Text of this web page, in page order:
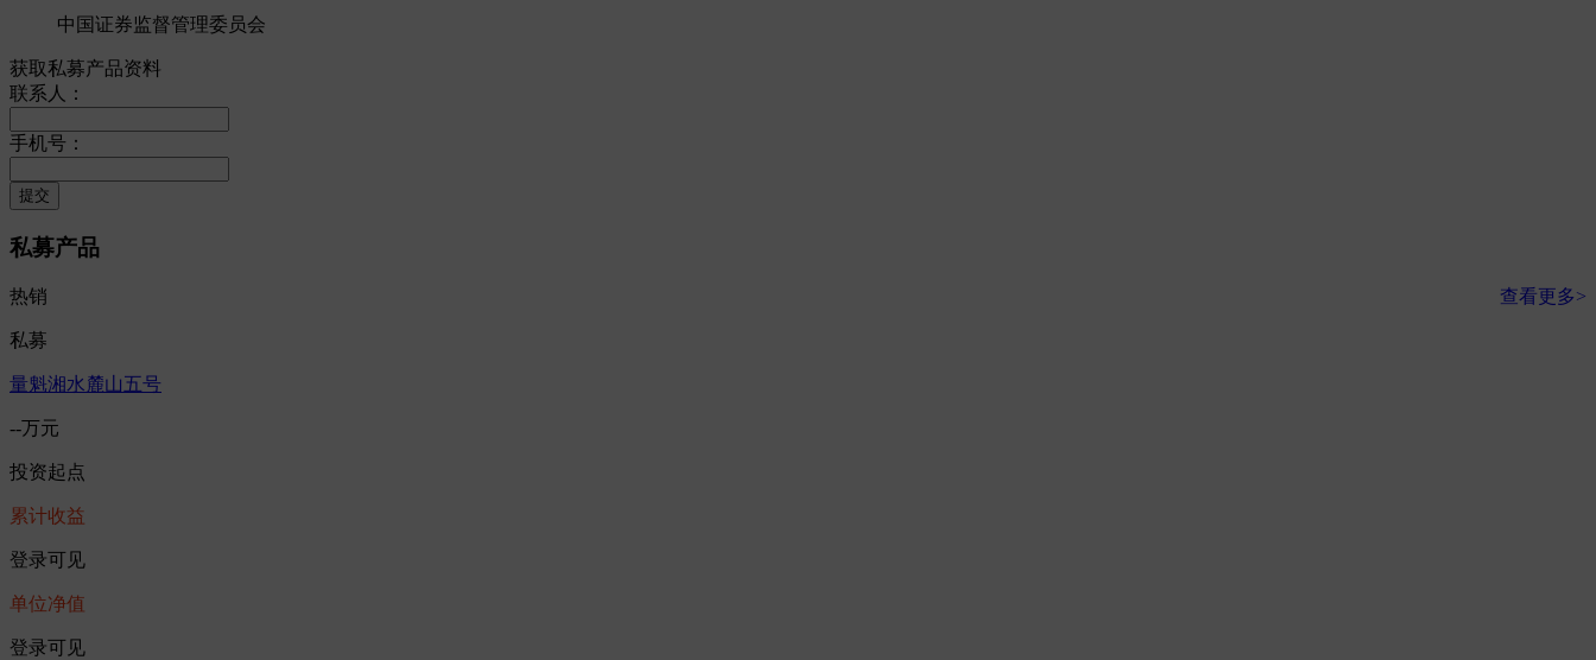
中国证券监督管理委员会
获取私募产品资料
联系人：
手机号：
提交
私募产品
查看更多>
热销
私募
量魁湘水麓山五号
--万元
投资起点
累计收益
登录可见
单位净值
登录可见